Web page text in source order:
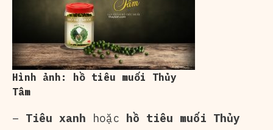
Hình ảnh: hồ tiêu muối Thủy
Tâm
– Tiêu xanh hoặc hồ tiêu muối Thủy